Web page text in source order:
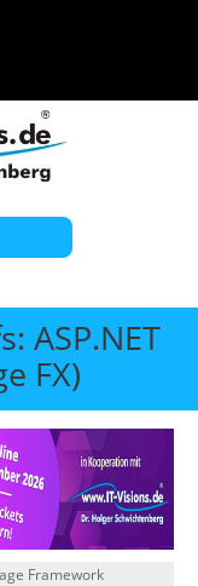
ASP.NET
FX)
Framework